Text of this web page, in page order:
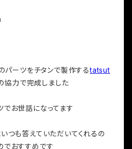
ーツをチタンで製作するtatsut
協力で完成しました
お世話になってます
つも答えていただいてくれるの
でおすすめです